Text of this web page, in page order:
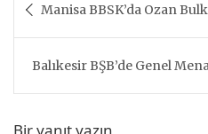
gezinmesi
Manisa BBSK’da Ozan
Balıkesir BŞB’de Genel
Bir yanıt yazın